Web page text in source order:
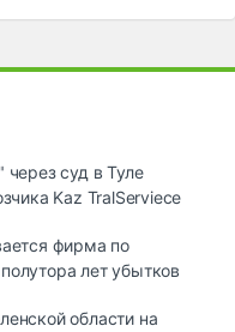
суд в Туле
Kaz TralServiece
фирма по
лет убытков
области на